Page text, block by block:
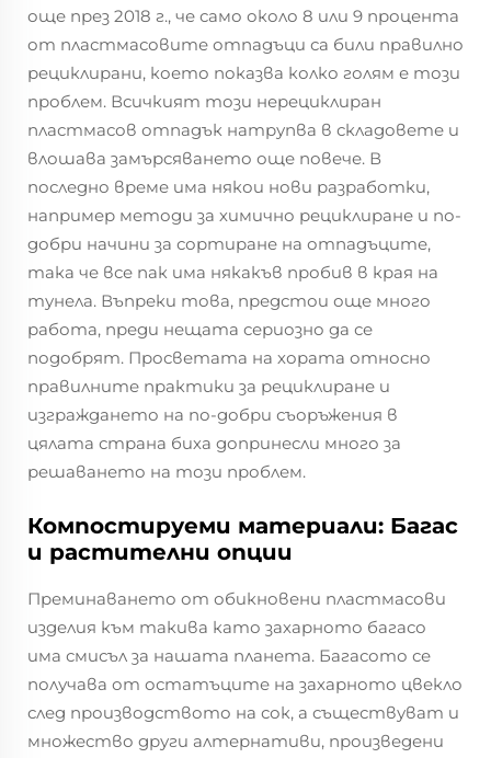
още през 2018 г., че само около 8 или 9 процента
от пластмасовите отпадъци са били правилно
рециклирани, което показва колко голям е този
проблем. Всичкият този нерециклиран
пластмасов отпадък натрупва в складовете и
влошава замърсяването още повече. В
последно време има някои нови разработки,
например методи за химично рециклиране и по-
добри начини за сортиране на отпадъците,
така че все пак има някакъв пробив в края на
тунела. Въпреки това, предстои още много
работа, преди нещата сериозно да се
подобрят. Просветата на хората относно
правилните практики за рециклиране и
изграждането на по-добри съоръжения в
цялата страна биха допринесли много за
решаването на този проблем.
Компостируеми материали: Багас
и растителни опции
Преминаването от обикновени пластмасови
изделия към такива като захарното багасо
има смисъл за нашата планета. Багасото се
получава от остатъците на захарното цвекло
след производството на сок, а съществуват и
множество други алтернативи, произведени